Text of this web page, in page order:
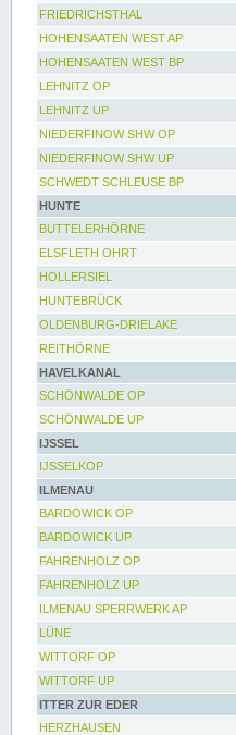
FRIEDRICHSTHAL
HOHENSAATEN WEST AP
HOHENSAATEN WEST BP
LEHNITZ OP
LEHNITZ UP
NIEDERFINOW SHW OP
NIEDERFINOW SHW UP
SCHWEDT SCHLEUSE BP
HUNTE
BUTTELERHÖRNE
ELSFLETH OHRT
HOLLERSIEL
HUNTEBRÜCK
OLDENBURG-DRIELAKE
REITHÖRNE
HAVELKANAL
SCHÖNWALDE OP
SCHÖNWALDE UP
IJSSEL
IJSSELKOP
ILMENAU
BARDOWICK OP
BARDOWICK UP
FAHRENHOLZ OP
FAHRENHOLZ UP
ILMENAU SPERRWERK AP
LÜNE
WITTORF OP
WITTORF UP
ITTER ZUR EDER
HERZHAUSEN